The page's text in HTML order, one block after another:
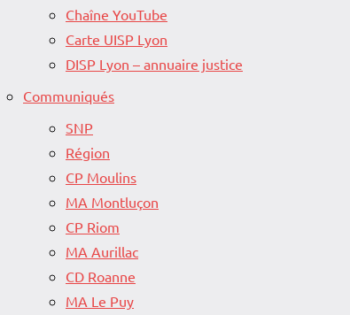
Chaîne YouTube
Carte UISP Lyon
DISP Lyon – annuaire justice
Communiqués
SNP
Région
CP Moulins
MA Montluçon
CP Riom
MA Aurillac
CD Roanne
MA Le Puy